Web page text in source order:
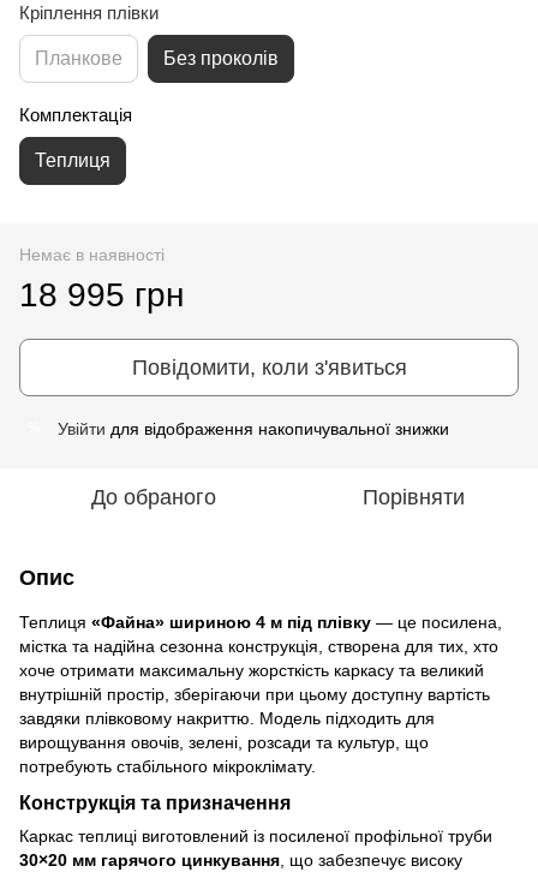
Кріплення плівки
Планкове Без проколів
Комплектація
Теплиця
Немає в наявності
18 995 грн
Повідомити, коли з'явиться
Увійти для відображення накопичувальної знижки
До обраного Порівняти
Опис
Теплиця «Файна» шириною 4 м під плівку — це посилена,
містка та надійна сезонна конструкція, створена для тих, хто
хоче отримати максимальну жорсткість каркасу та великий
внутрішній простір, зберігаючи при цьому доступну вартість
завдяки плівковому накриттю. Модель підходить для
вирощування овочів, зелені, розсади та культур, що
потребують стабільного мікроклімату.
Конструкція та призначення
Каркас теплиці виготовлений із посиленої профільної труби
30×20 мм гарячого цинкування, що забезпечує високу